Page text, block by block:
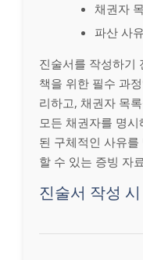
채권자
파산 사
진술서를 작성하기
책을 위한 필수 과
리하고, 채권자 목
모든 채권자를 명
된 구체적인 사유
할 수 있는 증빙 자
진술서 작성